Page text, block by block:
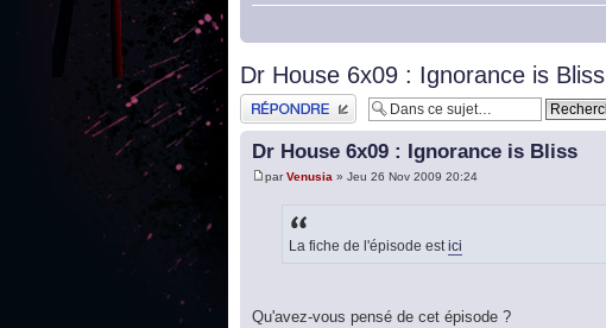
Dr House 6x09 : Ignorance is Bliss
Publier une réponse
Dr House 6x09 : Ignorance is Bliss
parVenusia » Jeu 26 Nov 2009 20:24
La fiche de l'épisode estici
Qu'avez-vous pensé de cet épisode ?